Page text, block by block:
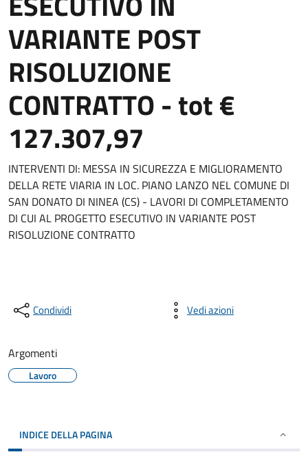
VARIANTE POST
RISOLUZIONE
CONTRATTO - tot €
127.307,97
INTERVENTI DI: MESSA IN SICUREZZA E MIGLIORAMENTO
DELLA RETE VIARIA IN LOC. PIANO LANZO NEL COMUNE DI
SAN DONATO DI NINEA (CS) - LAVORI DI COMPLETAMENTO
DI CUI AL PROGETTO ESECUTIVO IN VARIANTE POST
RISOLUZIONE CONTRATTO
Condividi Vedi azioni
Argomenti
Lavoro
INDICE DELLA PAGINA